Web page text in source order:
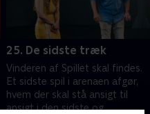
25. De sidste træk
Vinderen af Spillet skal findes.
Et sidste spil i arenaen afgør,
hvem der skal stå ansigt til
ansigt i den sidste og